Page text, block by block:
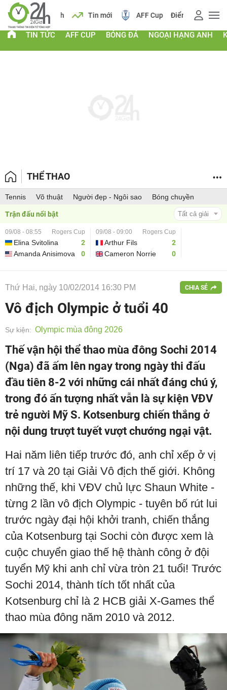
Lịch Tin mới AFF Cup Điểm chuẩn 2026
TIN TỨC AFF CUP BÓNG ĐÁ NGOẠI HẠNG ANH
THỂ THAO
Tennis Võ thuật Người đẹp - Ngôi sao Bóng chuyền
Trận đấu nổi bật Tất cả giải
09/08 - 08:55 Rogers Cup
Elina Svitolina
2
Amanda Anisimova
0
09/08 - 09:00 Rogers Cup
Arthur Fils
2
Cameron Norrie
0
Thứ Hai, ngày 10/02/2014 16:30 PM CHIA SẺ
Vô địch Olympic ở tuổi 40
Sự kiện: Olympic mùa đông 2026
Thế vận hội thể thao mùa đông Sochi 2014
(Nga) đã ấm lên ngay trong ngày thi đấu
đầu tiên 8-2 với những cái nhất đáng chú ý,
trong đó ấn tượng nhất vẫn là sự kiện VĐV
trẻ người Mỹ S. Kotsenburg chiến thắng ở
nội dung trượt tuyết vượt chướng ngại vật.
Hai năm liên tiếp trước đó, anh chỉ xếp ở vị
trí 17 và 20 tại Giải Vô địch thế giới. Không
những thế, khi VĐV chủ lực Shaun White -
từng 2 lần vô địch Olympic - tuyên bố rút lui
trước ngày đại hội khởi tranh, chiến thắng
của Kotsenburg tại Sochi còn được xem là
cuộc chuyển giao thế hệ thành công ở đội
tuyển Mỹ khi anh chỉ vừa tròn 21 tuổi! Trước
Sochi 2014, thành tích tốt nhất của
Kotsenburg chỉ là 2 HCB giải X-Games thể
thao mùa đông năm 2010 và 2012.